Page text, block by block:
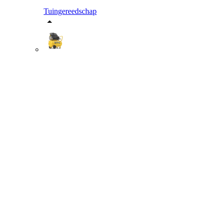
Tuingereedschap